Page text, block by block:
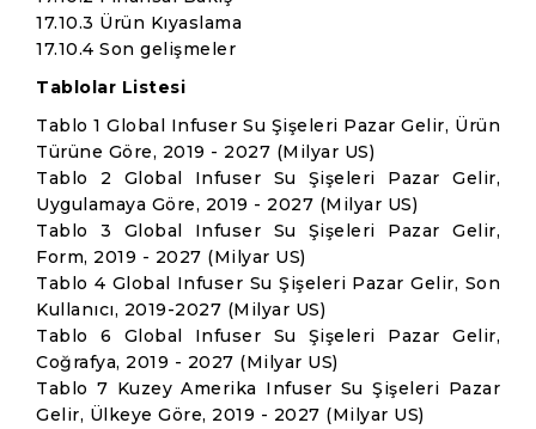
17.10.3 Ürün Kıyaslama
17.10.4 Son gelişmeler
Tablolar Listesi
Tablo 1 Global Infuser Su Şişeleri Pazar Gelir, Ürün
Türüne Göre, 2019 - 2027 (Milyar US)
Tablo 2 Global Infuser Su Şişeleri Pazar Gelir,
Uygulamaya Göre, 2019 - 2027 (Milyar US)
Tablo 3 Global Infuser Su Şişeleri Pazar Gelir,
Form, 2019 - 2027 (Milyar US)
Tablo 4 Global Infuser Su Şişeleri Pazar Gelir, Son
Kullanıcı, 2019-2027 (Milyar US)
Tablo 6 Global Infuser Su Şişeleri Pazar Gelir,
Coğrafya, 2019 - 2027 (Milyar US)
Tablo 7 Kuzey Amerika Infuser Su Şişeleri Pazar
Gelir, Ülkeye Göre, 2019 - 2027 (Milyar US)